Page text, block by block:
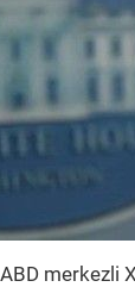
merkezli